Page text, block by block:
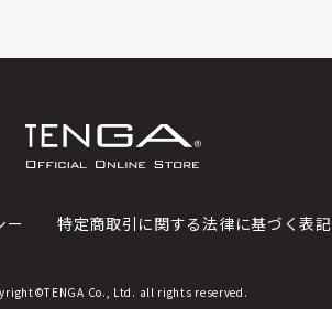
ー 特定商取引に関する法律に基づく表記
Co., Ltd. all rights reserved.